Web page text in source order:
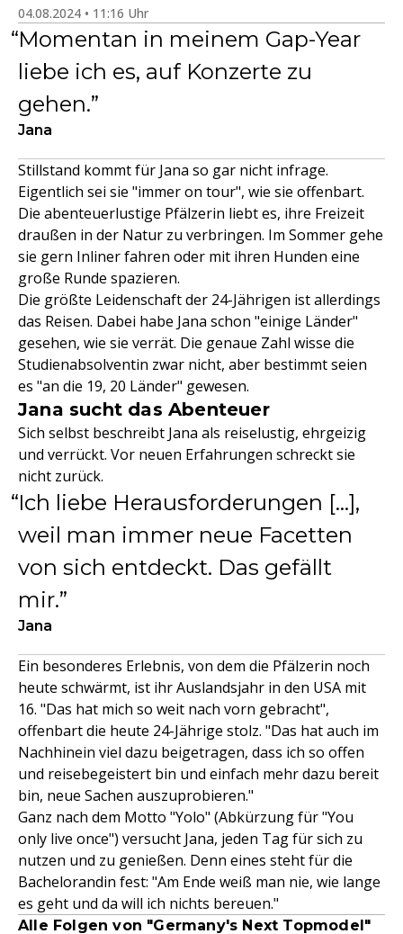
04.08.2024 • 11:16 Uhr
Momentan in meinem Gap-Year
liebe ich es, auf Konzerte zu
gehen.
Jana
Stillstand kommt für Jana so gar nicht infrage.
Eigentlich sei sie "immer on tour", wie sie offenbart.
Die abenteuerlustige Pfälzerin liebt es, ihre Freizeit
draußen in der Natur zu verbringen. Im Sommer gehe
sie gern Inliner fahren oder mit ihren Hunden eine
große Runde spazieren.
Die größte Leidenschaft der 24-Jährigen ist allerdings
das Reisen. Dabei habe Jana schon "einige Länder"
gesehen, wie sie verrät. Die genaue Zahl wisse die
Studienabsolventin zwar nicht, aber bestimmt seien
es "an die 19, 20 Länder" gewesen.
Jana sucht das Abenteuer
Sich selbst beschreibt Jana als reiselustig, ehrgeizig
und verrückt. Vor neuen Erfahrungen schreckt sie
nicht zurück.
Ich liebe Herausforderungen […],
weil man immer neue Facetten
von sich entdeckt. Das gefällt
mir.
Jana
Ein besonderes Erlebnis, von dem die Pfälzerin noch
heute schwärmt, ist ihr Auslandsjahr in den USA mit
16. "Das hat mich so weit nach vorn gebracht",
offenbart die heute 24-Jährige stolz. "Das hat auch im
Nachhinein viel dazu beigetragen, dass ich so offen
und reisebegeistert bin und einfach mehr dazu bereit
bin, neue Sachen auszuprobieren."
Ganz nach dem Motto "Yolo" (Abkürzung für "You
only live once") versucht Jana, jeden Tag für sich zu
nutzen und zu genießen. Denn eines steht für die
Bachelorandin fest: "Am Ende weiß man nie, wie lange
es geht und da will ich nichts bereuen."
Alle Folgen von "Germany's Next Topmodel"